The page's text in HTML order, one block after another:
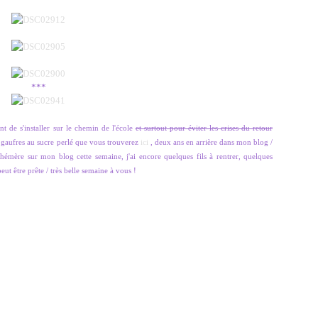
***
de s'installer sur le chemin de l'écoleet surtout pour éviter les crises du retour
au sucre perlé que vous trouverez ici
, deux ans en arrière dans mon blog /
sur mon blog cette semaine, j'ai encore quelques fils à rentrer, quelques
être prête / très belle semaine à vous !